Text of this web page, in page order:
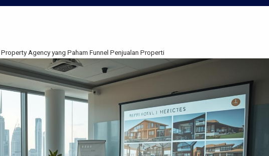
Agency yang Paham Funnel Penjualan Properti